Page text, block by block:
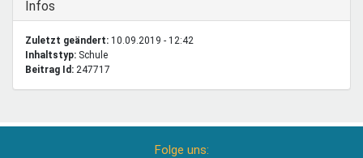
Ausblenden
Infos
Zuletzt geändert: 10.09.2019 - 12:42
Inhaltstyp:
schule
Beitrag Id: 247717
Folge uns: